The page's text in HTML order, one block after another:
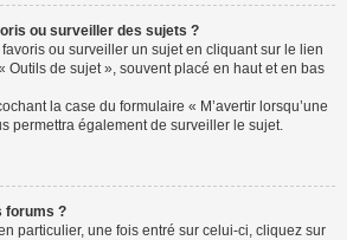
ou surveiller des sujets ?
ou surveiller un sujet en cliquant sur le lien
Outils de sujet », souvent placé en haut et en bas
la case du formulaire « M’avertir lorsqu’une
permettra également de surveiller le sujet.
forums ?
particulier, une fois entré sur celui-ci, cliquez sur